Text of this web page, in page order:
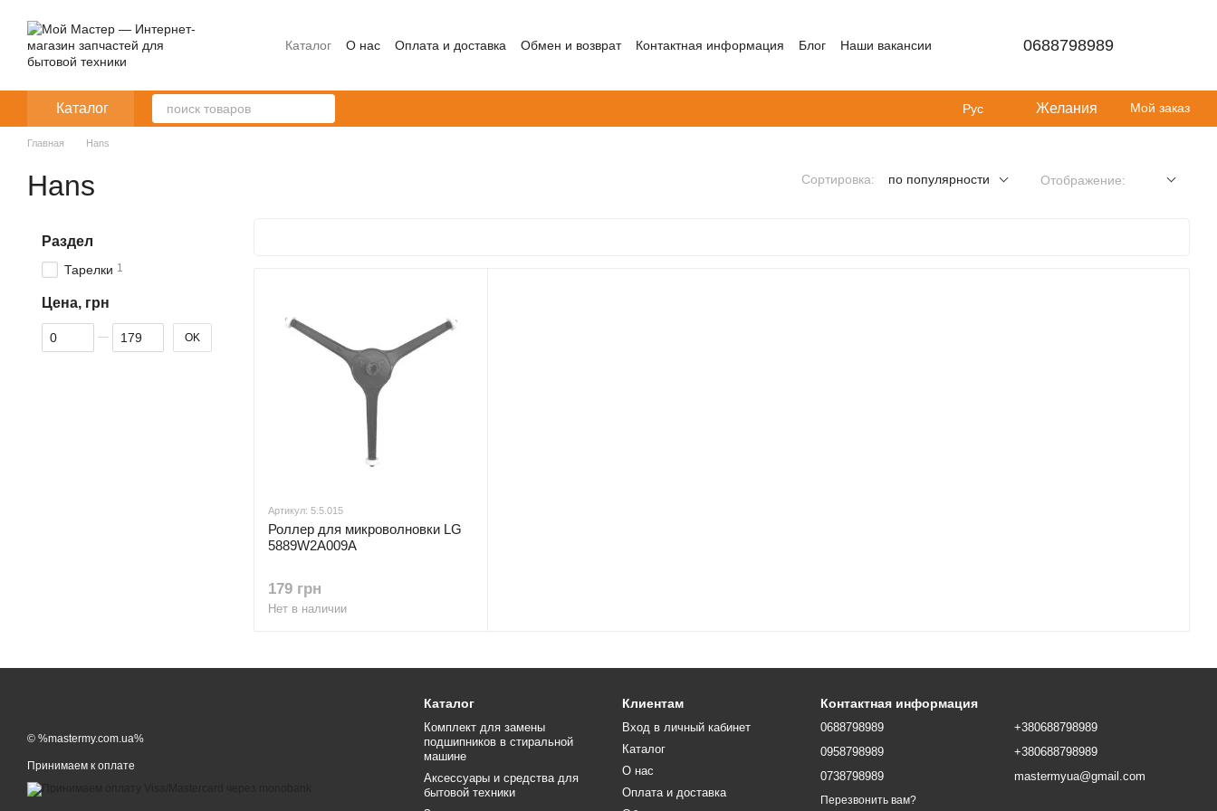
Каталог О нас Оплата и доставка Обмен и возврат Контактная информация Блог Наши вакансии 0688798989
Каталог Рус Желания Мой заказ
Главная Hans
Hans Сортировка: по популярности Отображение:
Артикул: 5.5.015
Роллер для микроволновки LG
5889W2A009A
179 грн
Нет в наличии
Раздел
Тарелки 1
Цена, грн
От Цена, грн
До Цена, грн OK
© %mastermy.com.ua%
Принимаем к оплате
Каталог
Комплект для замены
подшипников в стиральной
машине
Аксессуары и средства для
бытовой техники
Клиентам
Вход в личный кабинет
Каталог
О нас
Оплата и доставка
Контактная информация
0688798989
0958798989
0738798989
Перезвонить вам?
+380688798989
+380688798989
mastermyua@gmail.com